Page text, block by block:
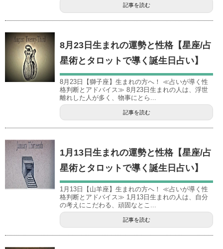
記事を読む
8月23日生まれの運勢と性格【星座/占
星術とタロットで導く誕生日占い】
8月23日【獅子座】生まれの方へ！ ≪占いが導く性
格判断とアドバイス≫ 8月23日生まれの人は、浮世
離れした人が多く、物事にとら...
記事を読む
1月13日生まれの運勢と性格【星座/占
星術とタロットで導く誕生日占い】
1月13日【山羊座】生まれの方へ！ ≪占いが導く性
格判断とアドバイス≫ 1月13日生まれの人は、自分
の考えにこだわる、頑固なとこ...
記事を読む